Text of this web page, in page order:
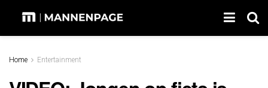
Home Entertainment